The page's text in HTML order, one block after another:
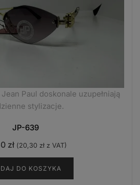
Paul doskonale uzupełniają
stylizacje.
JP-639
zł (20,30 złz VAT)
DO KOSZYKA